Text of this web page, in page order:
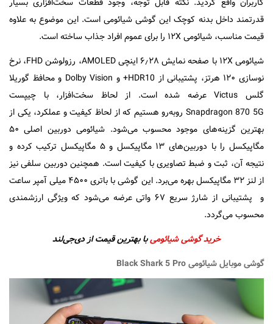
قدرتمند داخل بدنه کوچک این گوشی شیائومی است. این موضوع به علاوه
قیمت مناسب، شیائومی ۱۲X را برای عموم افراد جذاب ساخته است.
شیائومی ۱۲X با صفحه نمایش ۶٫۲۸ اینچی AMOLED، رزولوشن FHD، نرخ
نوسازی ۱۲۰ هرتز، پشتیبانی از HDR10+ و Dolby Vision و محافظ گوریلا
گلس Victus عرضه شده است. از لحاظ سخت‌افزار، با چیپست
Snapdragon 870 5G روبه‌رو هستیم که از لحاظ کیفیت و عملکرد، یکی از
بهترین گزینه‌های موجود محسوب می‌شود. شیائومی دوربین‌ اصلی ۵۰
مگاپیکسل را با دوربین‌های ۱۳ مگاپیکسل و ۵ مگاپیکسل ترکیب کرده و
نتیجه آن، ثبت و ضبط تصاویری با کیفیت است. همچنین دوربین سلفی نیز
از لنز ۳۲ مگاپیکسل بهره می‌برد. این گوشی با باتری ۴۵۰۰ میلی آمپر ساعت
و پشتیبانی از شارژ سریع ۶۷ واتی عرضه می‌شود که ویژگی ارزشمندی
محسوب می‌گردد.
خرید گوشی شیائومیبا بهترین قیمت از دی‌جی‌لند
گوشی موبایل شیائومی Black Shark 5 Pro